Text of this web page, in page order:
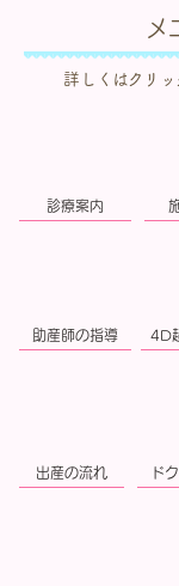
メ
詳しくはクリ
診療案内
助産師の指導 4D
出産の流れ ド